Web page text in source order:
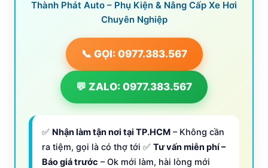
Thành Phát Auto – Phụ Kiện & Nâng Cấp Xe Hơi
Chuyên Nghiệp
📞 GỌI: 0977.383.567
💬 ZALO: 0977.383.567
✅ Nhận làm tận nơi tại TP.HCM – Không cần
ra tiệm, gọi là có thợ tới ✅ Tư vấn miễn phí –
Báo giá trước – Ok mới làm, hài lòng mới